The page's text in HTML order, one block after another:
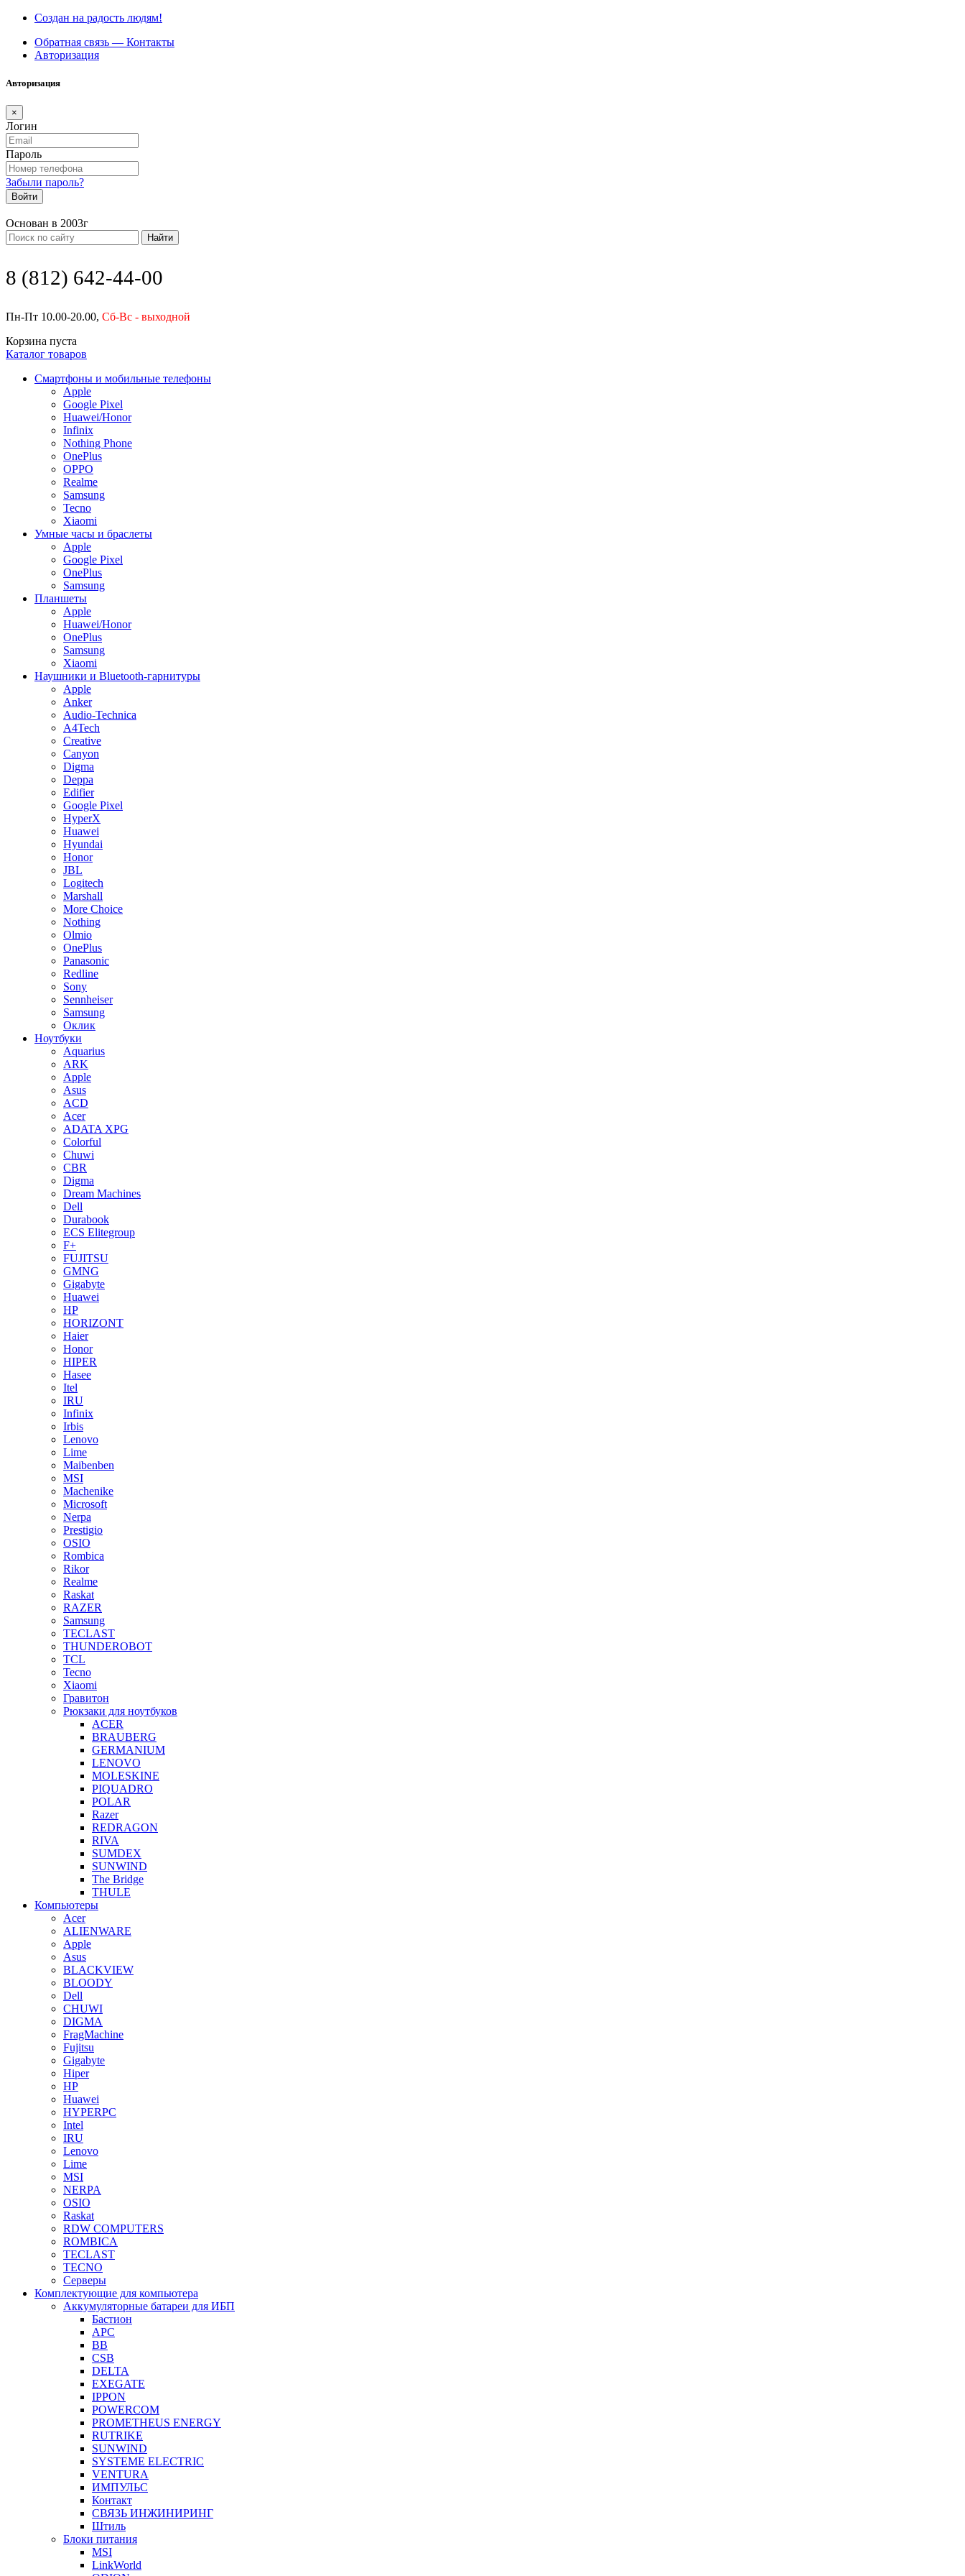
Создан на радость людям!
Обратная связь — Контакты
Авторизация
Авторизация
×
Логин
Пароль
Забыли пароль?
Войти
Основан в 2003г
Найти
8 (812) 642-44-00
Пн-Пт 10.00-20.00, Сб-Вс - выходной
Корзина пуста
Каталог товаров
Смартфоны и мобильные телефоны
Apple
Google Pixel
Huawei/Honor
Infinix
Nothing Phone
OnePlus
OPPO
Realme
Samsung
Tecno
Xiaomi
Умные часы и браслеты
Apple
Google Pixel
OnePlus
Samsung
Планшеты
Apple
Huawei/Honor
OnePlus
Samsung
Xiaomi
Наушники и Bluetooth-гарнитуры
Apple
Anker
Audio-Technica
A4Tech
Creative
Canyon
Digma
Deppa
Edifier
Google Pixel
HyperX
Huawei
Hyundai
Honor
JBL
Logitech
Marshall
More Choice
Nothing
Olmio
OnePlus
Panasonic
Redline
Sony
Sennheiser
Samsung
Оклик
Ноутбуки
Aquarius
ARK
Apple
Asus
ACD
Acer
ADATA XPG
Colorful
Chuwi
CBR
Digma
Dream Machines
Dell
Durabook
ECS Elitegroup
F+
FUJITSU
GMNG
Gigabyte
Huawei
HP
HORIZONT
Haier
Honor
HIPER
Hasee
Itel
IRU
Infinix
Irbis
Lenovo
Lime
Maibenben
MSI
Machenike
Microsoft
Nerpa
Prestigio
OSIO
Rombica
Rikor
Realme
Raskat
RAZER
Samsung
TECLAST
THUNDEROBOT
TCL
Tecno
Xiaomi
Гравитон
Рюкзаки для ноутбуков
ACER
BRAUBERG
GERMANIUM
LENOVO
MOLESKINE
PIQUADRO
POLAR
Razer
REDRAGON
RIVA
SUMDEX
SUNWIND
The Bridge
THULE
Компьютеры
Acer
ALIENWARE
Apple
Asus
BLACKVIEW
BLOODY
Dell
CHUWI
DIGMA
FragMachine
Fujitsu
Gigabyte
Hiper
HP
Huawei
HYPERPC
Intel
IRU
Lenovo
Lime
MSI
NERPA
OSIO
Raskat
RDW COMPUTERS
ROMBICA
TECLAST
TECNO
Серверы
Комплектующие для компьютера
Аккумуляторные батареи для ИБП
Бастион
APC
BB
CSB
DELTA
EXEGATE
IPPON
POWERCOM
PROMETHEUS ENERGY
RUTRIKE
SUNWIND
SYSTEME ELECTRIC
VENTURA
ИМПУЛЬС
Контакт
СВЯЗЬ ИНЖИНИРИНГ
Штиль
Блоки питания
MSI
LinkWorld